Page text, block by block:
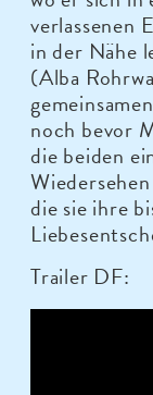
verlassenen
in der Nähe
(Alba
noch bevor
die beiden
die sie ihre
Trailer DF: